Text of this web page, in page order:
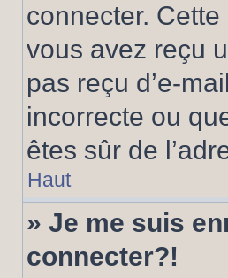
connecter.
vous avez reçu
pas reçu d’e-
incorrecte ou
êtes sûr de
Haut
» Je me suis
connecter?!